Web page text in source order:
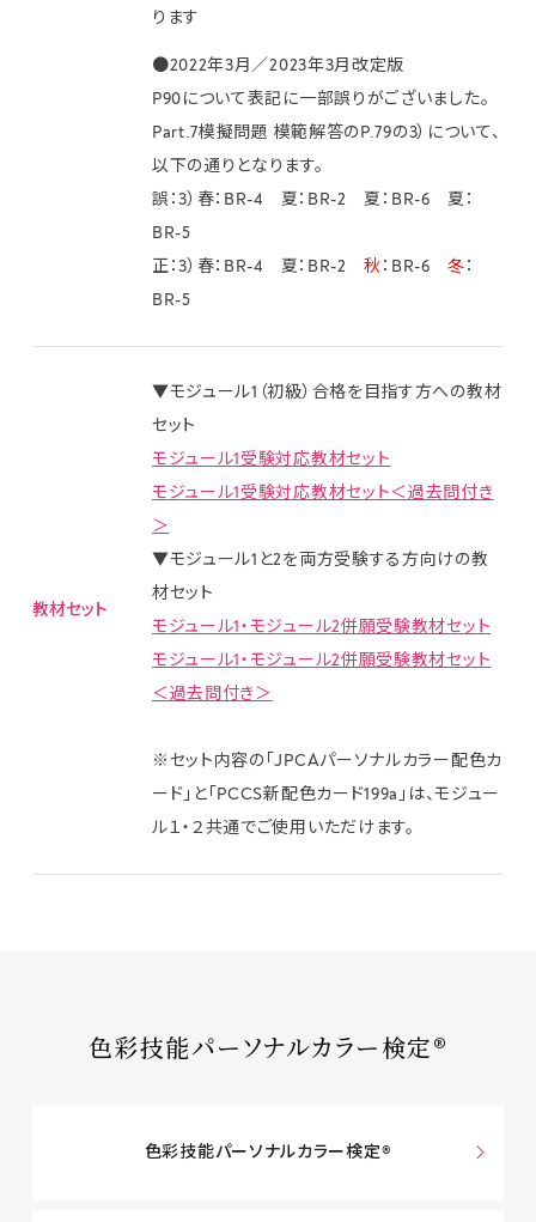
ります
●2022年3月／2023年3月改定版
P90について表記に一部誤りがございました。
Part.7模擬問題 模範解答のP.79の3）について、
以下の通りとなります。
誤：3）春：BR-4 夏：BR-2 夏：BR-6 夏：
BR-5
正：3）春：BR-4 夏：BR-2秋 ：BR-6冬：
BR-5
教材セット
▼モジュール1（初級）合格を目指す方への教材
セット
モジュール1受験対応教材セット
モジュール1受験対応教材セット＜過去問付き
＞
▼モジュール1と2を両方受験する方向けの教
材セット
モジュール1・モジュール2併願受験教材セット
モジュール1・モジュール2併願受験教材セット
＜過去問付き＞
※セット内容の「JPCAパーソナルカラー配色カ
ード」と「PCCS新配色カード199a」は、モジュー
ル１・２共通でご使用いただけます。
色彩技能パーソナルカラー検定®
色彩技能パーソナルカラー検定®